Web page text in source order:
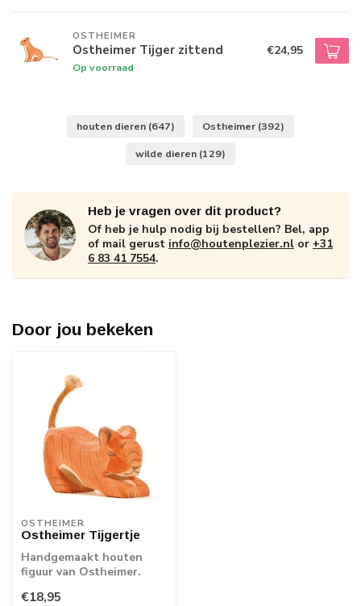
OSTHEIMER
Ostheimer Tijger zittend
Op voorraad
€24,95
houten dieren (647) Ostheimer (392)
wilde dieren (129)
Heb je vragen over dit product?
Of heb je hulp nodig bij bestellen? Bel, app
of mail gerust info@houtenplezier.nl or +31
6 83 41 7554.
Door jou bekeken
OSTHEIMER
Ostheimer Tijgertje
Handgemaakt houten
figuur van Ostheimer.
€18,95